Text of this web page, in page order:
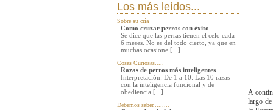
Los más leídos...
Sobre su cría
Como cruzar perros con éxito
Se dice que las perras tienen el celo cada
6 meses. No es del todo cierto, ya que en
muchas ocasione [...]
Cosas Curiosas.....
Razas de perros más inteligentes
Interpretación: De 1 a 10: Las 10 razas
con la inteligencia funcional y de
obediencia [...]
Debemos saber.........
A
largo